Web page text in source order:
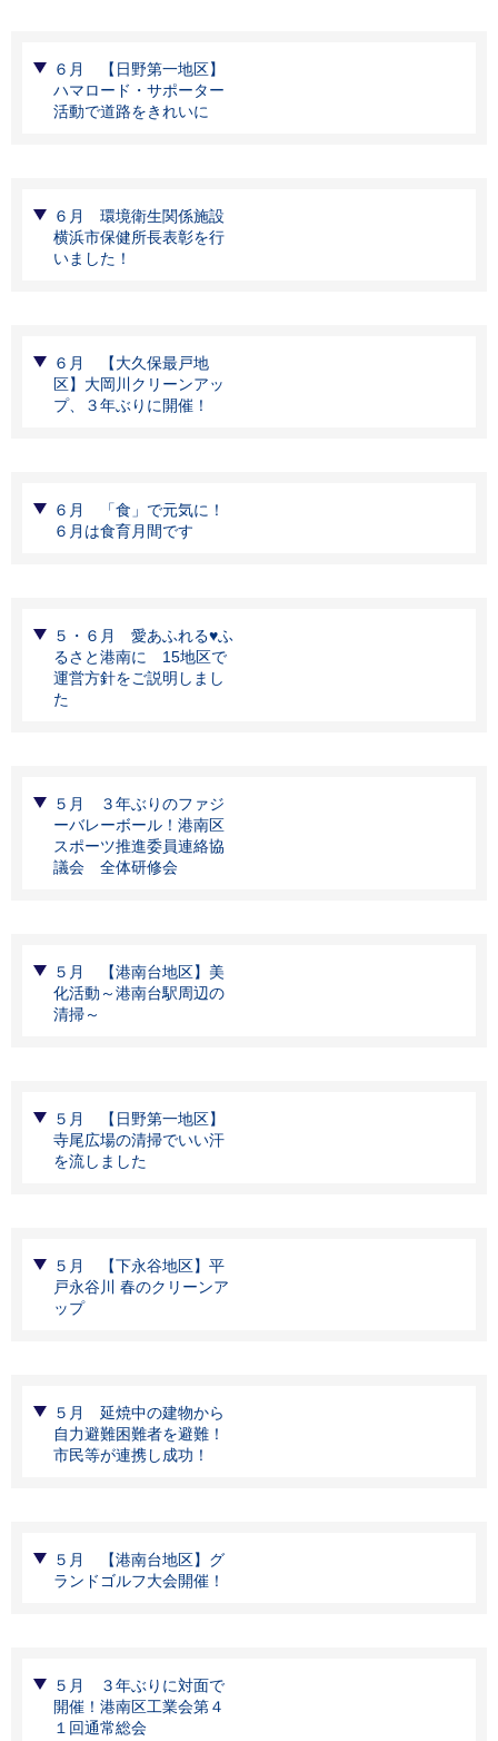
６月 【日野第一地区】
ハマロード・サポーター
活動で道路をきれいに
６月 環境衛生関係施設
横浜市保健所長表彰を行
いました！
６月 【大久保最戸地
区】大岡川クリーンアッ
プ、３年ぶりに開催！
６月 「食」で元気に！
６月は食育月間です
５・６月 愛あふれる♥ふ
るさと港南に 15地区で
運営方針をご説明しまし
た
５月 ３年ぶりのファジ
ーバレーボール！港南区
スポーツ推進委員連絡協
議会 全体研修会
５月 【港南台地区】美
化活動～港南台駅周辺の
清掃～
５月 【日野第一地区】
寺尾広場の清掃でいい汗
を流しました
５月 【下永谷地区】平
戸永谷川 春のクリーンア
ップ
５月 延焼中の建物から
自力避難困難者を避難！
市民等が連携し成功！
５月 【港南台地区】グ
ランドゴルフ大会開催！
５月 ３年ぶりに対面で
開催！港南区工業会第４
１回通常総会